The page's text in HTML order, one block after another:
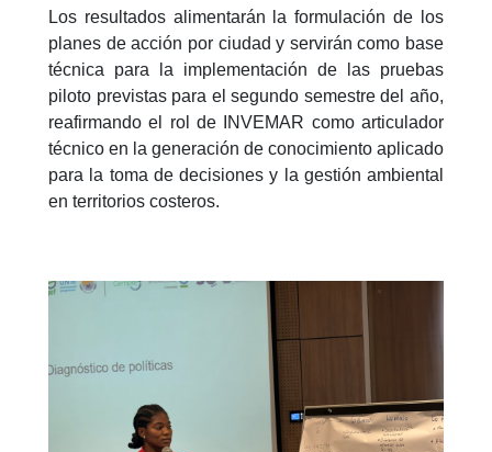
Los resultados alimentarán la formulación de los
planes de acción por ciudad y servirán como base
técnica para la implementación de las pruebas
piloto previstas para el segundo semestre del año,
reafirmando el rol de INVEMAR como articulador
técnico en la generación de conocimiento aplicado
para la toma de decisiones y la gestión ambiental
en territorios costeros.